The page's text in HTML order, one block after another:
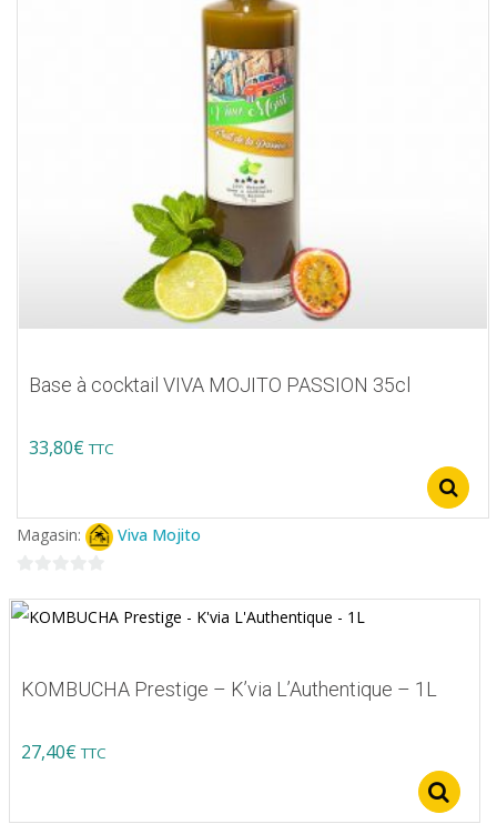
Base à cocktail VIVA MOJITO PASSION 35cl
33,80€ TTC
produit
a
variations.
Magasin: Viva Mojito
sur
KOMBUCHA Prestige – K’via L’Authentique – 1L
27,40€ TTC